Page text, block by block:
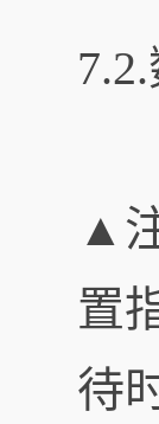
▲
置
待